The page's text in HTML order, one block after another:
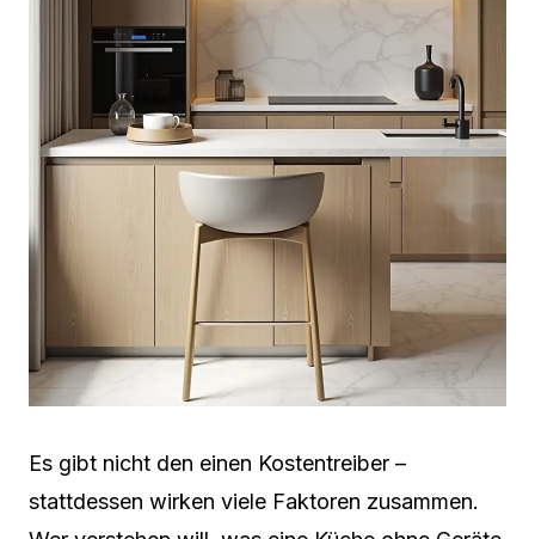
Es gibt nicht den einen Kostentreiber –
stattdessen wirken viele Faktoren zusammen.